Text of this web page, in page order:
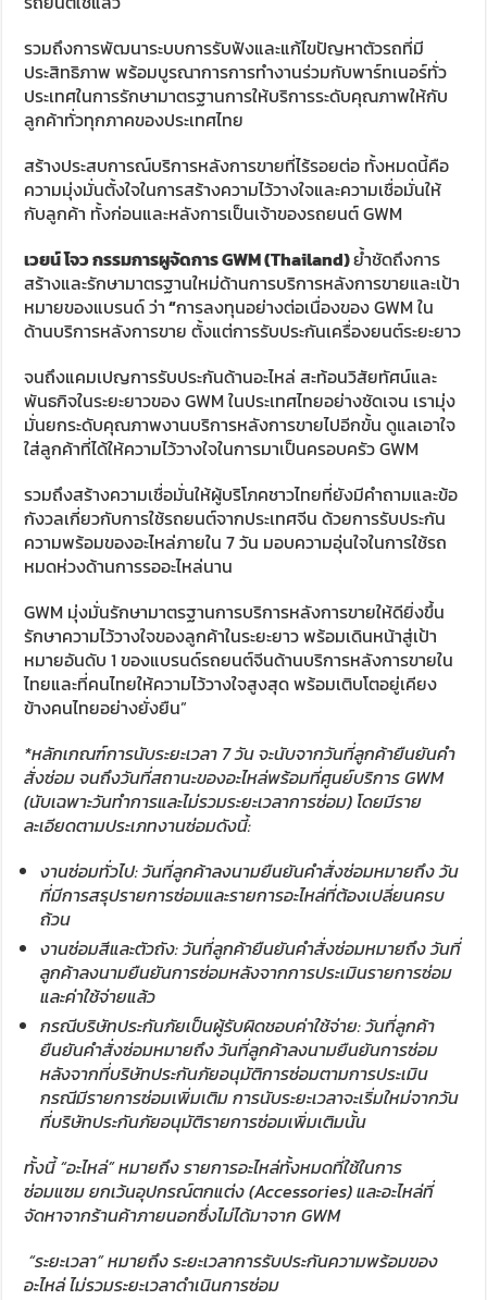
รวมถึงการพัฒนาระบบการรับฟังและแก้ไขปัญหาตัวรถที่มี
ประสิทธิภาพ พร้อมบูรณาการการทำงานร่วมกับพาร์ทเนอร์ทั่ว
ประเทศในการรักษามาตรฐานการให้บริการระดับคุณภาพให้กับ
ลูกค้าทั่วทุกภาคของประเทศไทย
สร้างประสบการณ์บริการหลังการขายที่ไร้รอยต่อ ทั้งหมดนี้คือ
ความมุ่งมั่นตั้งใจในการสร้างความไว้วางใจและความเชื่อมั่นให้
กับลูกค้า ทั้งก่อนและหลังการเป็นเจ้าของรถยนต์ GWM
เวยน์ โจว กรรมการผูจัดการGWM (Thailand)ย้ำชัดถึงการ
สร้างและรักษามาตรฐานใหม่ด้านการบริการหลังการขายและเป้า
หมายของแบรนด์ ว่า“การลงทุนอย่างต่อเนื่องของ GWM ใน
ด้านบริการหลังการขาย ตั้งแต่การรับประกันเครื่องยนต์ระยะยาว
จนถึงแคมเปญการรับประกันด้านอะไหล่ สะท้อนวิสัยทัศน์และ
พันธกิจในระยะยาวของ GWM ในประเทศไทยอย่างชัดเจน เรามุ่ง
มั่นยกระดับคุณภาพงานบริการหลังการขายไปอีกขั้น ดูแลเอาใจ
ใส่ลูกค้าที่ได้ให้ความไว้วางใจในการมาเป็นครอบครัว GWM
รวมถึงสร้างความเชื่อมั่นให้ผู้บริโภคชาวไทยที่ยังมีคำถามและข้อ
กังวลเกี่ยวกับการใช้รถยนต์จากประเทศจีน ด้วยการรับประกัน
ความพร้อมของอะไหล่ภายใน 7 วัน มอบความอุ่นใจในการใช้รถ
หมดห่วงด้านการรออะไหล่นาน
GWM มุ่งมั่นรักษามาตรฐานการบริการหลังการขายให้ดียิ่งขึ้น
รักษาความไว้วางใจของลูกค้าในระยะยาว พร้อมเดินหน้าสู่เป้า
หมายอันดับ 1 ของแบรนด์รถยนต์จีนด้านบริการหลังการขายใน
ไทยและที่คนไทยให้ความไว้วางใจสูงสุด พร้อมเติบโตอยู่เคียง
ข้างคนไทยอย่างยั่งยืน”
*หลักเกณฑ์การนับระยะเวลา 7 วัน จะนับจากวันที่ลูกค้ายืนยันคำ
สั่งซ่อม จนถึงวันที่สถานะของอะไหล่พร้อมที่ศูนย์บริการGWM
(นับเฉพาะวันทำการและไม่รวมระยะเวลาการซ่อม) โดยมีราย
ละเอียดตามประเภทงานซ่อมดังนี้:
งานซ่อมทั่วไป: วันที่ลูกค้าลงนามยืนยันคำสั่งซ่อมหมายถึง วัน
ที่มีการสรุปรายการซ่อมและรายการอะไหล่ที่ต้องเปลี่ยนครบ
ถ้วน
งานซ่อมสีและตัวถัง: วันที่ลูกค้ายืนยันคำสั่งซ่อมหมายถึง วันที่
ลูกค้าลงนามยืนยันการซ่อมหลังจากการประเมินรายการซ่อม
และค่าใช้จ่ายแล้ว
กรณีบริษัทประกันภัยเป็นผู้รับผิดชอบค่าใช้จ่าย: วันที่ลูกค้า
ยืนยันคำสั่งซ่อมหมายถึง วันที่ลูกค้าลงนามยืนยันการซ่อม
หลังจากที่บริษัทประกันภัยอนุมัติการซ่อมตามการประเมิน
กรณีมีรายการซ่อมเพิ่มเติม การนับระยะเวลาจะเริ่มใหม่จากวัน
ที่บริษัทประกันภัยอนุมัติรายการซ่อมเพิ่มเติมนั้น
ทั้งนี้“อะไหล่”หมายถึง รายการอะไหล่ทั้งหมดที่ใช้ในการ
ซ่อมแซม ยกเว้นอุปกรณ์ตกแต่ง (Accessories)และอะไหล่ที่
จัดหาจากร้านค้าภายนอกซึ่งไม่ได้มาจากGWM
“ระยะเวลา”หมายถึง ระยะเวลาการรับประกันความพร้อมของ
อะไหล่ ไม่รวมระยะเวลาดำเนินการซ่อม